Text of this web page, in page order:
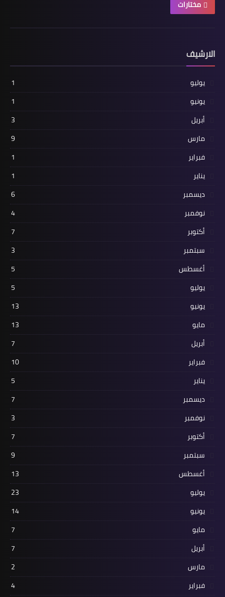
مختارات
الارشيف
يوليو
1
يونيو
1
أبريل
3
مارس
9
فبراير
1
يناير
1
ديسمبر
6
نوفمبر
4
أكتوبر
7
سبتمبر
3
أغسطس
5
يوليو
5
يونيو
13
مايو
13
أبريل
7
فبراير
10
يناير
5
ديسمبر
7
نوفمبر
3
أكتوبر
7
سبتمبر
9
أغسطس
13
يوليو
23
يونيو
14
مايو
7
أبريل
7
مارس
2
فبراير
4